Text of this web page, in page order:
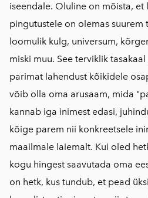
iseendale. Oluline on mõista, et
pingutustele on olemas suurem
loomulik kulg, universum,
miski muu. See terviklik
parimat lahendust kõikidele
võib olla oma arusaam, mida
kannab iga inimest edasi,
kõige parem nii konkreetsele
maailmale laiemalt. Kui oled
kogu hingest saavutada oma
on hetk, kus tundub, et pead